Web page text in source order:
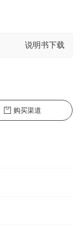
说明书下载
购买渠道